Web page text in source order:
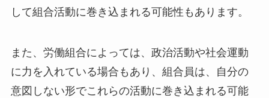
して組合活動に巻き込まれる可能性もあります。
また、労働組合によっては、政治活動や社会運動
に力を入れている場合もあり、組合員は、自分の
意図しない形でこれらの活動に巻き込まれる可能